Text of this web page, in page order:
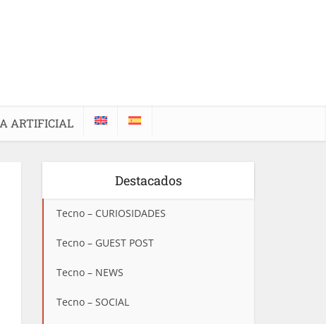
ARTIFICIAL
Destacados
Tecno – CURIOSIDADES
Tecno – GUEST POST
Tecno – NEWS
Tecno – SOCIAL